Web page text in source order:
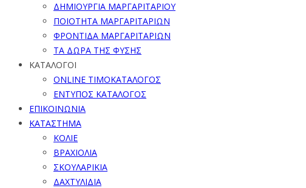
ΔΗΜΙΟΥΡΓΙΑ ΜΑΡΓΑΡΙΤΑΡΙΟΥ
ΠΟΙΟΤΗΤΑ ΜΑΡΓΑΡΙΤΑΡΙΩΝ
ΦΡΟΝΤΙΔΑ ΜΑΡΓΑΡΙΤΑΡΙΩΝ
ΤΑ ΔΩΡΑ ΤΗΣ ΦΥΣΗΣ
ΚΑΤΑΛΟΓΟΙ
ONLINE ΤΙΜΟΚΑΤΑΛΟΓΟΣ
ΕΝΤΥΠΟΣ ΚΑΤΑΛΟΓΟΣ
ΕΠΙΚΟΙΝΩΝΙΑ
ΚΑΤΑΣΤΗΜΑ
ΚΟΛΙΕ
ΒΡΑΧΙΟΛΙΑ
ΣΚΟΥΛΑΡΙΚΙΑ
ΔΑΧΤΥΛΙΔΙΑ